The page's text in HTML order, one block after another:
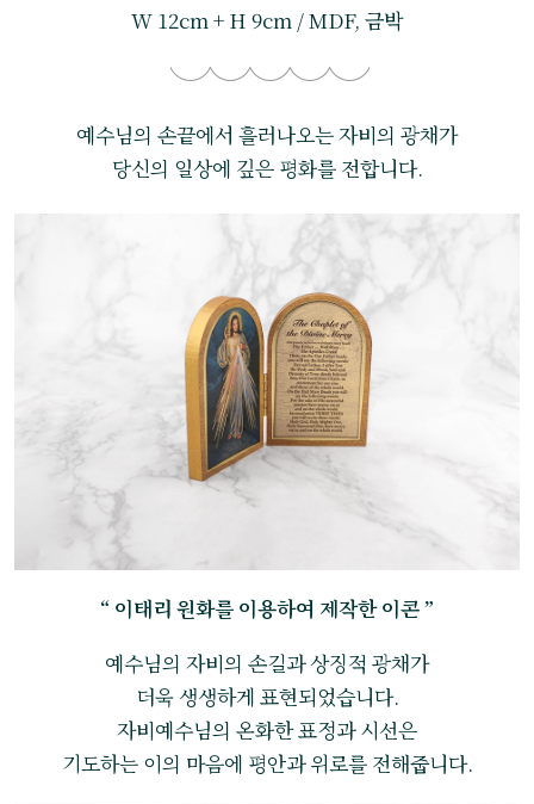
W 12cm + H 9cm / MDF, 금박
예수님의 손끝에서 흘러나오는 자비의 광채가
당신의 일상에 깊은 평화를 전합니다.
“ 이태리 원화를 이용하여 제작한 이콘 ”
예수님의 자비의 손길과 상징적 광채가
더욱 생생하게 표현되었습니다.
자비예수님의 온화한 표정과 시선은
기도하는 이의 마음에 평안과 위로를 전해줍니다.